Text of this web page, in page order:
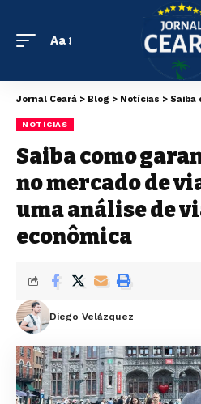
Aa
Jornal Ceará > Blog > Notícias > Saiba como
NOTÍCIAS
Saiba como
no mercado de
uma análise de
econômica
Diego Velázquez